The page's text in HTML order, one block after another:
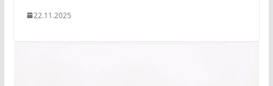
22.11.2025